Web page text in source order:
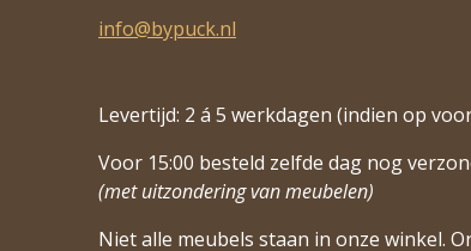
info@bypuck.nl
Levertijd: 2 á 5 werkdagen (indien op
Voor 15:00 besteld zelfde dag nog
(met uitzondering van meubelen)
Niet alle meubels staan in onze winkel.